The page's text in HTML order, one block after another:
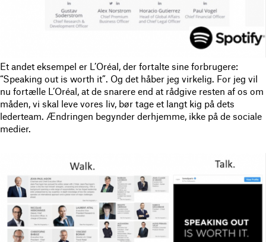
Et andet eksempel er L’Oréal, der fortalte sine forbrugere:
“Speaking out is worth it”. Og det håber jeg virkelig. For jeg vil
nu fortælle L’Oréal, at de snarere end at rådgive resten af os om
måden, vi skal leve vores liv, bør tage et langt kig på dets
lederteam. Ændringen begynder derhjemme, ikke på de sociale
medier.